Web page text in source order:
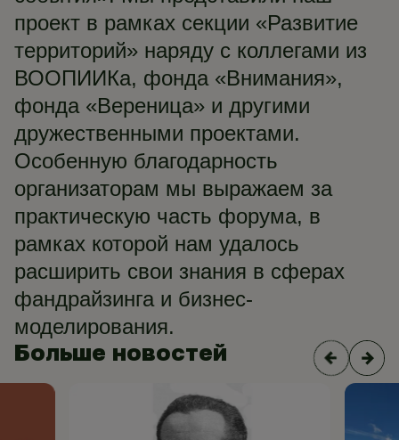
проект в рамках секции «Развитие
территорий» наряду с коллегами из
ВООПИИКа, фонда «Внимания»,
фонда «Вереница» и другими
дружественными проектами.
Особенную благодарность
организаторам мы выражаем за
практическую часть форума, в
рамках которой нам удалось
расширить свои знания в сферах
фандрайзинга и бизнес-
моделирования.
Больше новостей